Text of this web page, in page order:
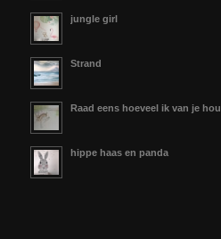
jungle girl
Strand
Raad eens hoeveel ik van je hou
hippe haas en panda